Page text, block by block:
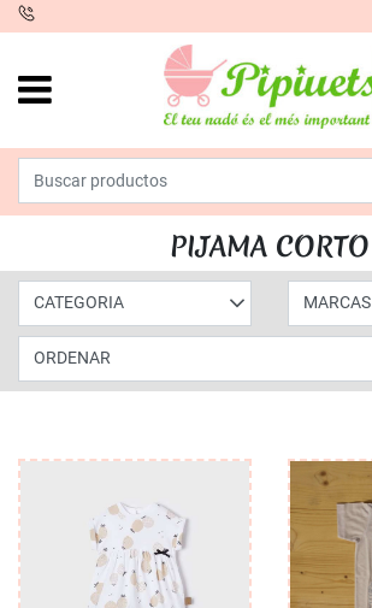
Total:
VER CESTA
PIJAMA CORTO
CATEGORIA MARCAS
ORDENAR